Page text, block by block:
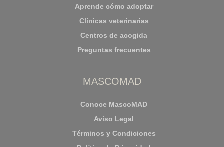
Aprende cómo adoptar
Clínicas veterinarias
Centros de acogida
Preguntas frecuentes
MASCOMAD
Conoce MascoMAD
Aviso Legal
Términos y Condiciones